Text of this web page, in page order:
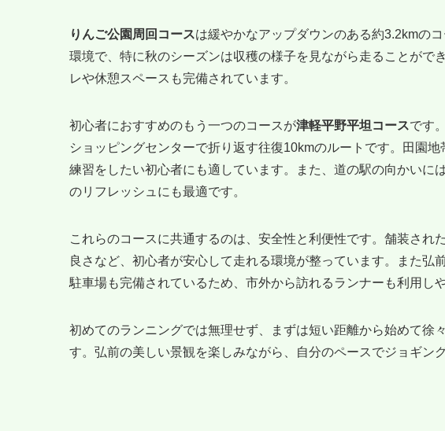
りんご公園周回コースは緩やかなアップダウンのある約3.2kmの
環境で、特に秋のシーズンは収穫の様子を見ながら走ることがで
レや休憩スペースも完備されています。
初心者におすすめのもう一つのコースが津軽平野平坦コースです
ショッピングセンターで折り返す往復10kmのルートです。田園
練習をしたい初心者にも適しています。また、道の駅の向かいに
のリフレッシュにも最適です。
これらのコースに共通するのは、安全性と利便性です。舗装され
良さなど、初心者が安心して走れる環境が整っています。また弘
駐車場も完備されているため、市外から訪れるランナーも利用し
初めてのランニングでは無理せず、まずは短い距離から始めて徐
す。弘前の美しい景観を楽しみながら、自分のペースでジョギン